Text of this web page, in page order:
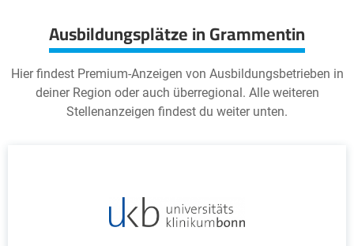
Ausbildungsplätze in Grammentin
Hier findest Premium-Anzeigen von Ausbildungsbetrieben in
deiner Region oder auch überregional. Alle weiteren
Stellenanzeigen findest du weiter unten.